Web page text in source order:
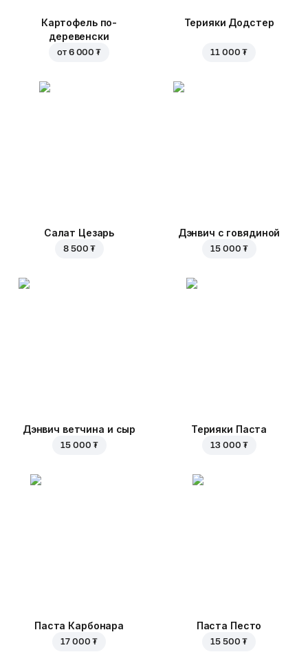
Картофель по-
деревенски
от 6 000 ₮
Терияки Додстер
11 000 ₮
Салат Цезарь
8 500 ₮
Дэнвич с говядиной
15 000 ₮
Дэнвич ветчина и сыр
15 000 ₮
Терияки Паста
13 000 ₮
Паста Карбонара
17 000 ₮
Паста Песто
15 500 ₮